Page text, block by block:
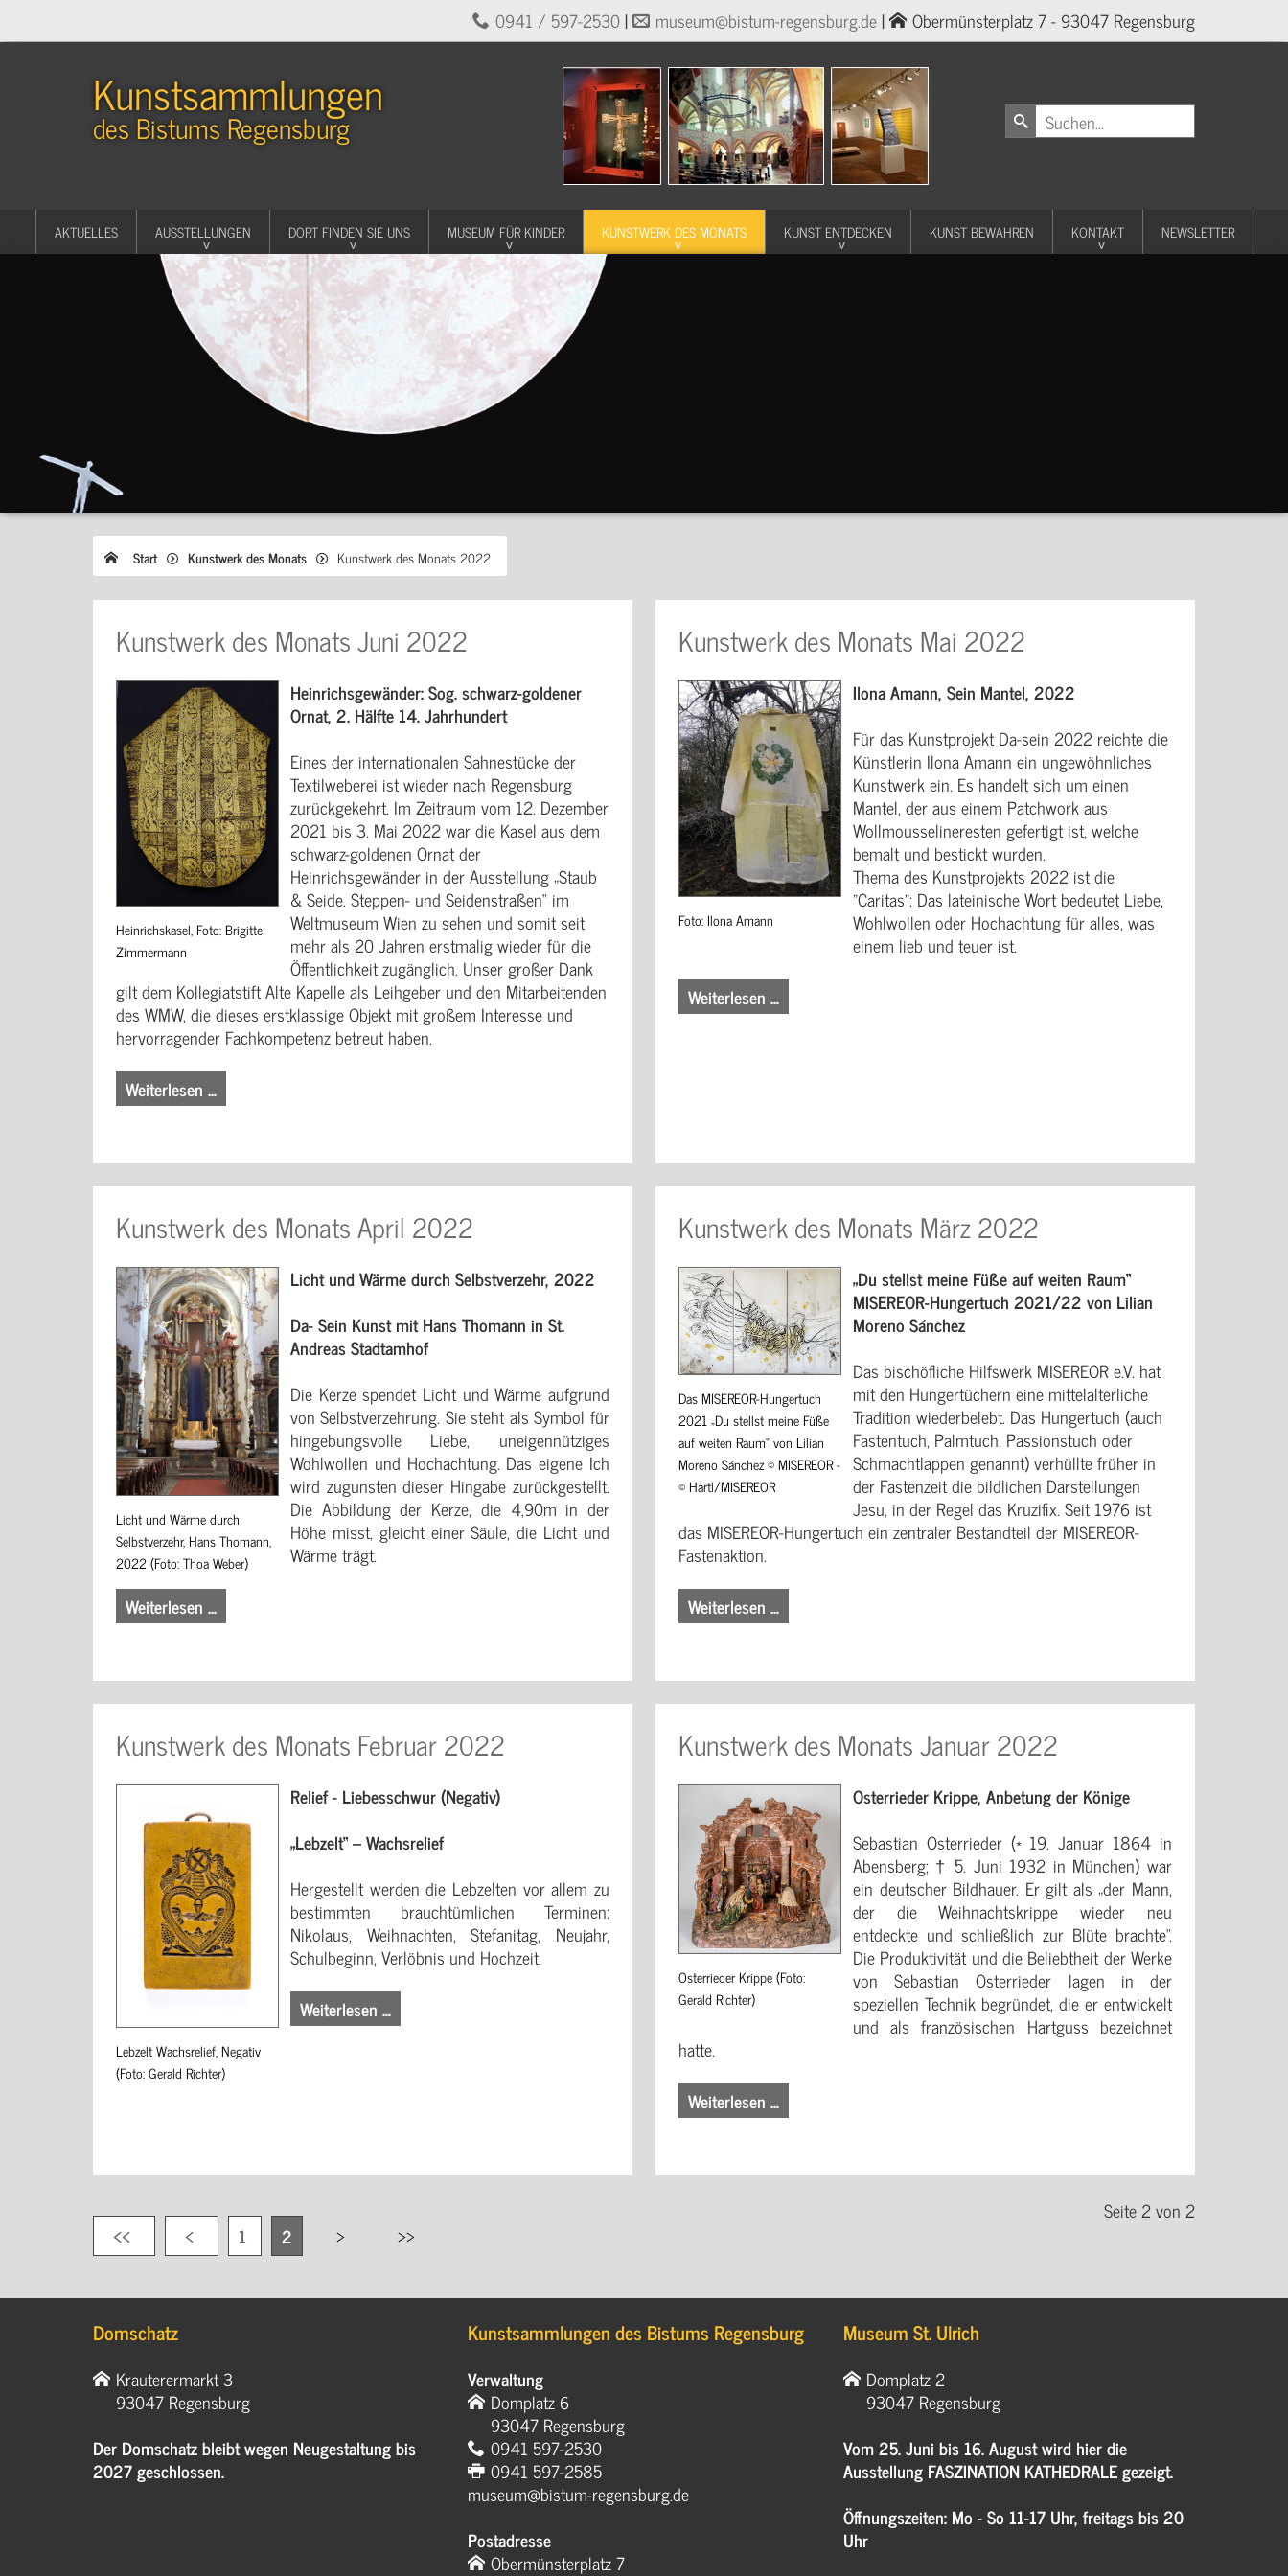
0941 / 597-2530| museum@bistum-regensburg.de| Obermünsterplatz 7 - 93047 Regensburg
Kunstsammlungen
des Bistums Regensburg
AKTUELLES AUSSTELLUNGEN DORT FINDEN SIE UNS MUSEUM FÜR KINDER KUNSTWERK DES MONATS KUNST ENTDECKEN KUNST BEWAHREN KONTAKT NEWSLETTER
Start Kunstwerk des Monats Kunstwerk des Monats 2022
Kunstwerk des Monats Juni 2022
Heinrichskasel, Foto: Brigitte
Zimmermann
Heinrichsgewänder: Sog. schwarz-goldener
Ornat, 2. Hälfte 14. Jahrhundert
Eines der internationalen Sahnestücke der
Textilweberei ist wieder nach Regensburg
zurückgekehrt. Im Zeitraum vom 12. Dezember
2021 bis 3. Mai 2022 war die Kasel aus dem
schwarz-goldenen Ornat der
Heinrichsgewänder in der Ausstellung „Staub
& Seide. Steppen- und Seidenstraßen“ im
Weltmuseum Wien zu sehen und somit seit
mehr als 20 Jahren erstmalig wieder für die
Öffentlichkeit zugänglich. Unser großer Dank
gilt dem Kollegiatstift Alte Kapelle als Leihgeber und den Mitarbeitenden
des WMW, die dieses erstklassige Objekt mit großem Interesse und
hervorragender Fachkompetenz betreut haben.
Weiterlesen …
Kunstwerk des Monats Mai 2022
Foto: Ilona Amann
Ilona Amann, Sein Mantel, 2022
Für das Kunstprojekt Da-sein 2022 reichte die
Künstlerin Ilona Amann ein ungewöhnliches
Kunstwerk ein. Es handelt sich um einen
Mantel, der aus einem Patchwork aus
Wollmousselineresten gefertigt ist, welche
bemalt und bestickt wurden.
Thema des Kunstprojekts 2022 ist die
"Caritas": Das lateinische Wort bedeutet Liebe,
Wohlwollen oder Hochachtung für alles, was
einem lieb und teuer ist.
Weiterlesen …
Kunstwerk des Monats April 2022
Licht und Wärme durch
Selbstverzehr, Hans Thomann,
2022 (Foto: Thoa Weber)
Licht und Wärme durch Selbstverzehr, 2022
Da- Sein Kunst mit Hans Thomann in St.
Andreas Stadtamhof
Die Kerze spendet Licht und Wärme aufgrund
von Selbstverzehrung. Sie steht als Symbol für
hingebungsvolle Liebe, uneigennütziges
Wohlwollen und Hochachtung. Das eigene Ich
wird zugunsten dieser Hingabe zurückgestellt.
Die Abbildung der Kerze, die 4,90m in der
Höhe misst, gleicht einer Säule, die Licht und
Wärme trägt.
Weiterlesen …
Kunstwerk des Monats März 2022
Das MISEREOR-Hungertuch
2021 „Du stellst meine Füße
auf weiten Raum“ von Lilian
Moreno Sánchez © MISEREOR -
© Härtl/MISEREOR
„Du stellst meine Füße auf weiten Raum“
MISEREOR-Hungertuch 2021/22 von Lilian
Moreno Sánchez
Das bischöfliche Hilfswerk MISEREOR e.V. hat
mit den Hungertüchern eine mittelalterliche
Tradition wiederbelebt. Das Hungertuch (auch
Fastentuch, Palmtuch, Passionstuch oder
Schmachtlappen genannt) verhüllte früher in
der Fastenzeit die bildlichen Darstellungen
Jesu, in der Regel das Kruzifix. Seit 1976 ist
das MISEREOR-Hungertuch ein zentraler Bestandteil der MISEREOR-
Fastenaktion.
Weiterlesen …
Kunstwerk des Monats Februar 2022
Lebzelt Wachsrelief, Negativ
(Foto: Gerald Richter)
Relief - Liebesschwur (Negativ)
„Lebzelt“ – Wachsrelief
Hergestellt werden die Lebzelten vor allem zu
bestimmten brauchtümlichen Terminen:
Nikolaus, Weihnachten, Stefanitag, Neujahr,
Schulbeginn, Verlöbnis und Hochzeit.
Weiterlesen …
Kunstwerk des Monats Januar 2022
Osterrieder Krippe (Foto:
Gerald Richter)
Osterrieder Krippe, Anbetung der Könige
Sebastian Osterrieder (* 19. Januar 1864 in
Abensberg; † 5. Juni 1932 in München) war
ein deutscher Bildhauer. Er gilt als „der Mann,
der die Weihnachtskrippe wieder neu
entdeckte und schließlich zur Blüte brachte“.
Die Produktivität und die Beliebtheit der Werke
von Sebastian Osterrieder lagen in der
speziellen Technik begründet, die er entwickelt
und als französischen Hartguss bezeichnet
hatte.
Weiterlesen …
Seite 2 von 2
1
2
Domschatz
Krauterermarkt 3
93047 Regensburg
Der Domschatz bleibt wegen Neugestaltung bis
2027 geschlossen.
Kunstsammlungen des Bistums Regensburg
Verwaltung
Domplatz 6
93047 Regensburg
0941 597-2530
0941 597-2585
museum@bistum-regensburg.de
Postadresse
Obermünsterplatz 7
Museum St. Ulrich
Domplatz 2
93047 Regensburg
Vom 25. Juni bis 16. August wird hier die
Ausstellung FASZINATION KATHEDRALE gezeigt.
Öffnungszeiten: Mo - So 11-17 Uhr, freitags bis 20
Uhr